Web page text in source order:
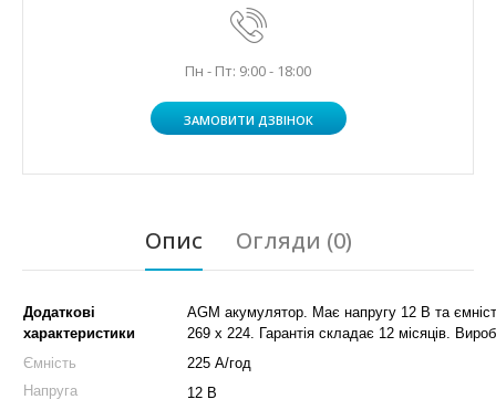
Пн - Пт: 9:00 - 18:00
ЗАМОВИТИ ДЗВІНОК
Опис Огляди (0)
Додаткові
характеристики
AGM акумулятор. Має напругу 12 В та
269 х 224. Гарантія складає 12 місяців.
Ємність
225 А/год
Напруга
12 В